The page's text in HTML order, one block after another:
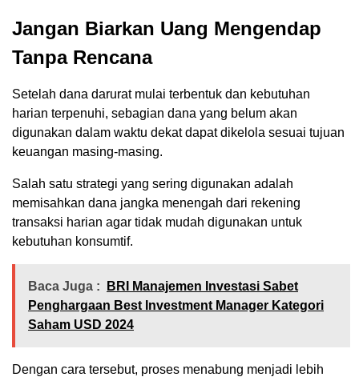
Jangan Biarkan Uang Mengendap
Tanpa Rencana
Setelah dana darurat mulai terbentuk dan kebutuhan
harian terpenuhi, sebagian dana yang belum akan
digunakan dalam waktu dekat dapat dikelola sesuai tujuan
keuangan masing-masing.
Salah satu strategi yang sering digunakan adalah
memisahkan dana jangka menengah dari rekening
transaksi harian agar tidak mudah digunakan untuk
kebutuhan konsumtif.
Baca Juga :
BRI Manajemen Investasi Sabet
Penghargaan Best Investment Manager Kategori
Saham USD 2024
Dengan cara tersebut, proses menabung menjadi lebih